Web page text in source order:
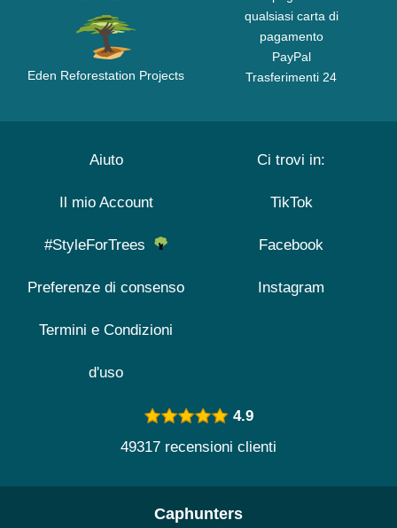
Eden Reforestation Projects
qualsiasi carta di
pagamento
PayPal
Trasferimenti 24
Aiuto
Il mio Account
#StyleForTrees
Preferenze di consenso
Termini e Condizioni
d'uso
Ci trovi in:
TikTok
Facebook
Instagram
4.9
49317 recensioni clienti
Caphunters